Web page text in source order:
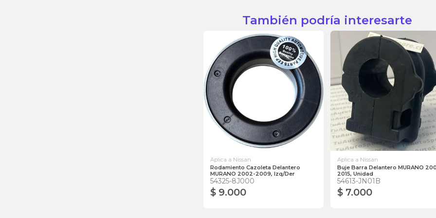
También podría interesarte
Aplica a Nissan
Rodamiento Cazoleta Delantero
MURANO 2002-2009, Izq/Der
54325-8J000
$ 9.000
Aplica a Nissan
Buje Barra Delantero MURANO
2015, Unidad
54613-JN01B
$ 7.000